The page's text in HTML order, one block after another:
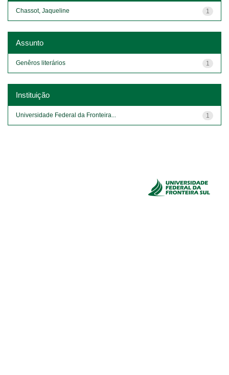
1
Chassot, Jaqueline
Assunto
1
Genêros literários
Instituição
1
Universidade Federal da Fronteira...